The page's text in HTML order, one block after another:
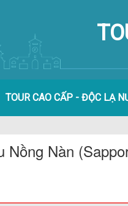
TOUR CAO CẤP - ĐỘC LẠ
Nồng Nàn